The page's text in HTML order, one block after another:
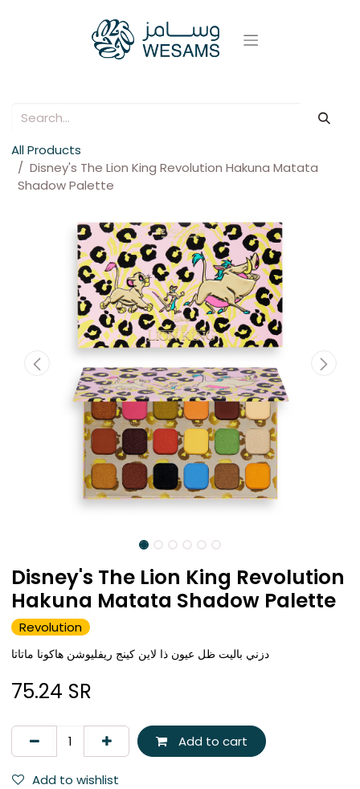
All Products
Disney's The Lion King Revolution Hakuna Matata
Shadow Palette
Disney's The Lion King Revolution
Hakuna Matata Shadow Palette
Revolution
دزني باليت ظل عيون ذا لاين كينج ريفليوشن هاكونا ماتاتا
75.24 SR
Add to cart
Add to wishlist